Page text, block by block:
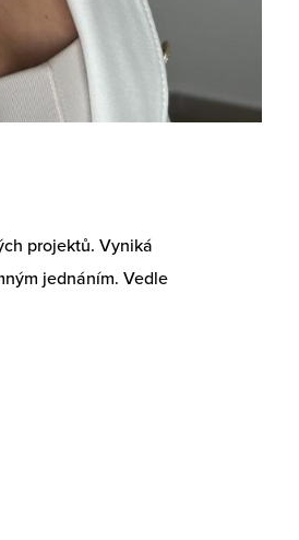
projektů. Vyniká
jednáním. Vedle